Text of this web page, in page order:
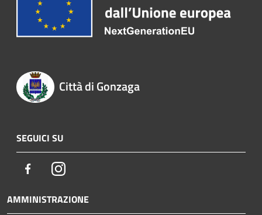
Città di Gonzaga
SEGUICI SU
FacebookInstagram
AMMINISTRAZIONE